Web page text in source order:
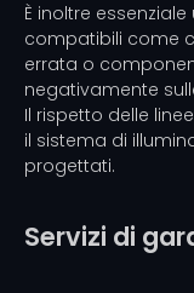
È inoltre
compatibili come
errata o
negativamente
Il rispetto delle
il sistema di
progettati.
Servizi di